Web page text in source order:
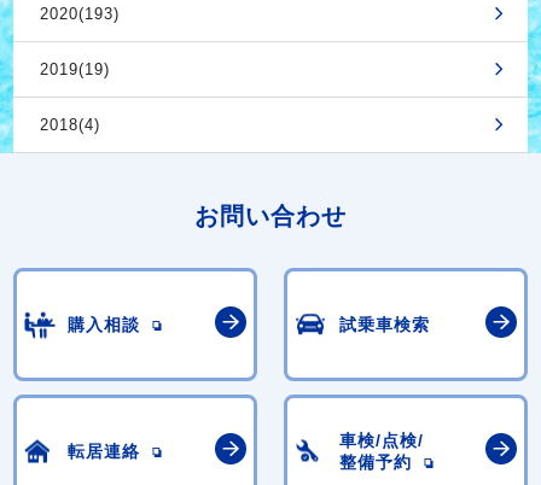
2020(193)
2019(19)
2018(4)
お問い合わせ
購入相談 試乗車検索
転居連絡
車検/点検/
整備予約